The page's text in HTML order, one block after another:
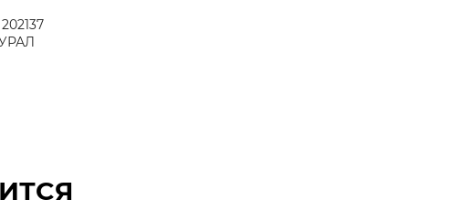
202137